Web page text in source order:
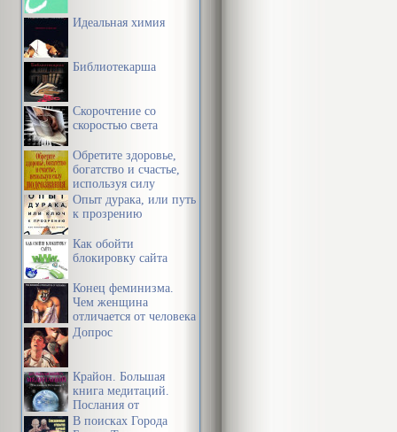
Идеальная химия
Библиотекарша
Скорочтение со
скоростью света
Обретите здоровье,
богатство и счастье,
используя силу
подсознания
Опыт дурака, или путь
к прозрению
Как обойти
блокировку сайта
Конец феминизма.
Чем женщина
отличается от человека
Допрос
Крайон. Большая
книга медитаций.
Послания от
Источника
В поисках Города